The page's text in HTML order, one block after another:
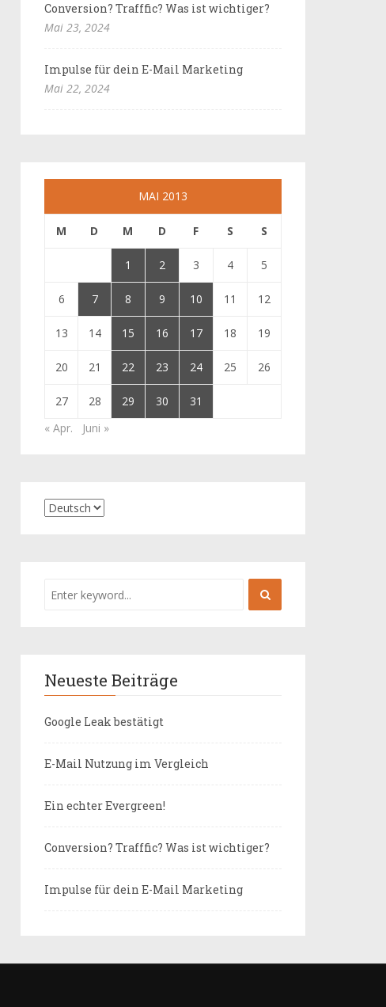
Conversion? Trafffic? Was ist wichtiger?
Mai 23, 2024
Impulse für dein E-Mail Marketing
Mai 22, 2024
MAI 2013
M D M D F S S
1 2 3 4 5
6 7 8 9 10 11 12
13 14 15 16 17 18 19
20 21 22 23 24 25 26
27 28 29 30
31
« Apr.
Juni »
Neueste Beiträge
Google Leak bestätigt
E-Mail Nutzung im Vergleich
Ein echter Evergreen!
Conversion? Trafffic? Was ist wichtiger?
Impulse für dein E-Mail Marketing